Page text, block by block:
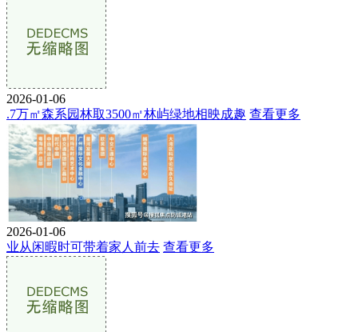
2026-01-06
.7万㎡森系园林取3500㎡林屿绿地相映成趣 查看更多
2026-01-06
业从闲暇时可带着家人前去 查看更多